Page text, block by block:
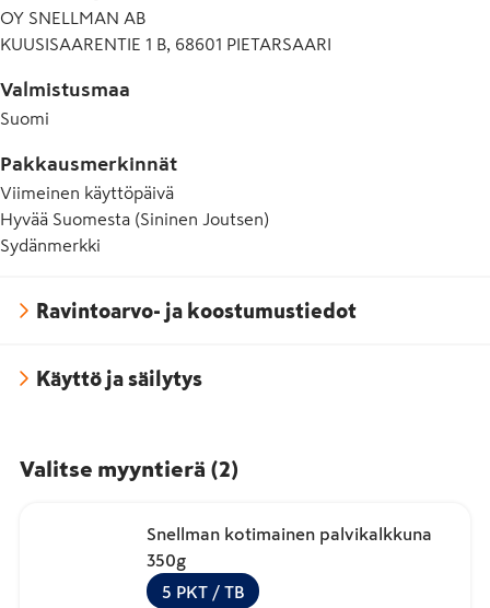
OY SNELLMAN AB
KUUSISAARENTIE 1 B, 68601 PIETARSAARI
Valmistusmaa
Suomi
Pakkausmerkinnät
Viimeinen käyttöpäivä
Hyvää Suomesta (Sininen Joutsen)
Sydänmerkki
Ravintoarvo- ja koostumustiedot
Käyttö ja säilytys
Valitse myyntierä (2)
Snellman kotimainen palvikalkkuna
350g
5 PKT / TB